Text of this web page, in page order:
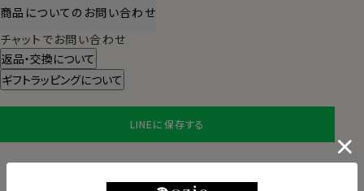
商品についてのお問い合わせ
チャットでお問い合わせ
返品・交換について
ギフトラッピングについて
LINEに保存する